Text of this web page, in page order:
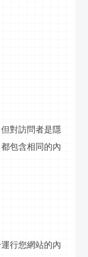
對訪問者是隱
包含相同的內
行您網站的內